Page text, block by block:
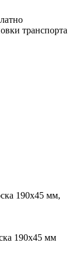
транспорта
190х45 мм,
190x45 мм